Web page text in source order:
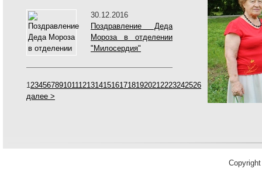
30.12.2016
Поздравление Деда
Мороза в отделении
"Милосердия"
1234567891011121314151617181920212223242526
далее >